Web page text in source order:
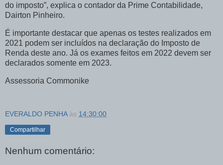
do imposto”, explica o contador da Prime Contabilidade,
Dairton Pinheiro.
É importante destacar que apenas os testes realizados em
2021 podem ser incluídos na declaração do Imposto de
Renda deste ano. Já os exames feitos em 2022 devem ser
declarados somente em 2023.
Assessoria Commonike
EVERALDO PENHA às 14:30:00
Compartilhar
Nenhum comentário: